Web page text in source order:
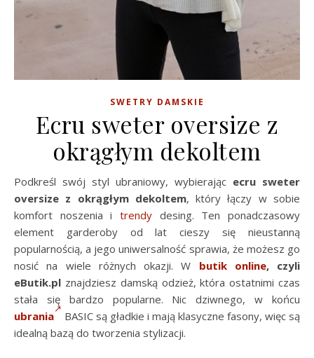
SWETRY DAMSKIE
Ecru sweter oversize z
okrągłym dekoltem
Podkreśl swój styl ubraniowy, wybierając ecru sweter
oversize z okrągłym dekoltem, który łączy w sobie
komfort noszenia i trendy desing. Ten ponadczasowy
element garderoby od lat cieszy się nieustanną
popularnością, a jego uniwersalność sprawia, że możesz go
nosić na wiele różnych okazji. W butik online, czyli
eButik.pl znajdziesz damską odzież, która ostatnimi czas
stała się bardzo popularne. Nic dziwnego, w końcu
ubrania
BASIC są gładkie i mają klasyczne fasony, więc są
idealną bazą do tworzenia stylizacji.